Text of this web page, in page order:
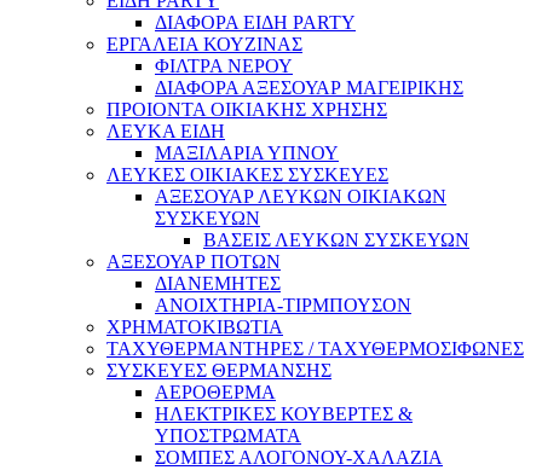
ΔΙΑΦΟΡΑ ΕΙΔΗ PARTY
ΕΡΓΑΛΕΙΑ ΚΟΥΖΙΝΑΣ
ΦΙΛΤΡΑ ΝΕΡΟΥ
ΔΙΑΦΟΡΑ ΑΞΕΣΟΥΑΡ ΜΑΓΕΙΡΙΚΗΣ
ΠΡΟΙΟΝΤΑ ΟΙΚΙΑΚΗΣ ΧΡΗΣΗΣ
ΛΕΥΚΑ ΕΙΔΗ
ΜΑΞΙΛΑΡΙΑ ΥΠΝΟΥ
ΛΕΥΚΕΣ ΟΙΚΙΑΚΕΣ ΣΥΣΚΕΥΕΣ
ΑΞΕΣΟΥΑΡ ΛΕΥΚΩΝ ΟΙΚΙΑΚΩΝ
ΣΥΣΚΕΥΩΝ
ΒΑΣΕΙΣ ΛΕΥΚΩΝ ΣΥΣΚΕΥΩΝ
ΑΞΕΣΟΥΑΡ ΠΟΤΩΝ
ΔΙΑΝΕΜΗΤΕΣ
ΑΝΟΙΧΤΗΡΙΑ-ΤΙΡΜΠΟΥΣΟΝ
ΧΡΗΜΑΤΟΚΙΒΩΤΙΑ
ΤΑΧΥΘΕΡΜΑΝΤΗΡΕΣ / ΤΑΧΥΘΕΡΜΟΣΙΦΩΝΕΣ
ΣΥΣΚΕΥΕΣ ΘΕΡΜΑΝΣΗΣ
ΑΕΡΟΘΕΡΜΑ
ΗΛΕΚΤΡΙΚΕΣ ΚΟΥΒΕΡΤΕΣ &
ΥΠΟΣΤΡΩΜΑΤΑ
ΣΟΜΠΕΣ ΑΛΟΓΟΝΟΥ-ΧΑΛΑΖΙΑ